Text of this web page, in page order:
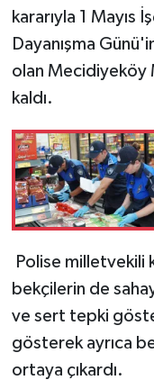
kararıyla 1 Mayıs
Dayanışma
olan Mecidiyeköy
kaldı.
Polise milletvekili
bekçilerin de
ve sert tepki
gösterek ayrıca
ortaya çıkardı.